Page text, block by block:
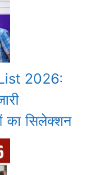
2026:
सिलेक्शन